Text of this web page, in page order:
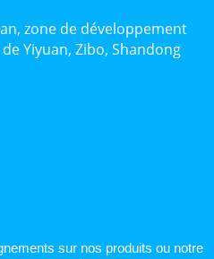
zone de développement
Yiyuan, Zibo, Shandong
sur nos produits ou notre